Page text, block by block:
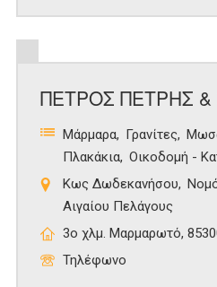
ΠΕΤΡΟΣ ΠΕΤΡΗΣ &
Μάρμαρα Γρανίτες
Πλακάκια Οικοδομή -
Κως Δωδεκανήσου
Αιγαίου Πελάγους
3ο χλμ. Μαρμαρωτό,
Τηλέφωνο